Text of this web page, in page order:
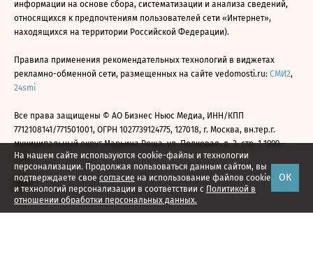
На нашем сайте используются cookie-файлы и технологии
персонализации. Продолжая пользоваться данным сайтом, вы
подтверждаете свое согласие на использование файлов cookie
и технологий персонализации в соответствии с Политикой в
отношении обработки персональных данных.
ОК
информации на основе сбора, систематизации и анализа сведений,
относящихся к предпочтениям пользователей сети «Интернет»,
находящихся на территории Российской Федерации).
Правила применения рекомендательных технологий в виджетах
рекламно-обменной сети, размещенных на сайте vedomosti.ru: СМИ2,
24smi
Все права защищены © АО Бизнес Ньюс Медиа, ИНН/КПП
7712108141/771501001, ОГРН 1027739124775, 127018, г. Москва, вн.тер.г.
муниципальный округ Марьина Роща, ул. Полковая, д. 3, стр. 1 1999—
2026